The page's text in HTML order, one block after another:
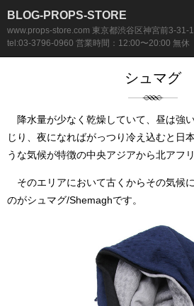
BLOG-PROPS-STORE
www.props-store.com 東京都渋谷区神宮前3-31-
tel:03-3796-0960 営業時間：12:00〜20:00 無休
シュマグ
降水量が少なく乾燥していて、昼は強
じり、夜になればがっつり冷え込むと日
うな気候が特徴の中央アジアから北アフリ
そのエリアにおいて古くからその気候
のがシュマグ/Shemaghです。